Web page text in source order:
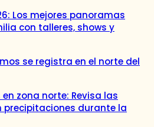
Los mejores panoramas
con talleres, shows y
se registra en el norte del
zona norte: Revisa las
precipitaciones durante la